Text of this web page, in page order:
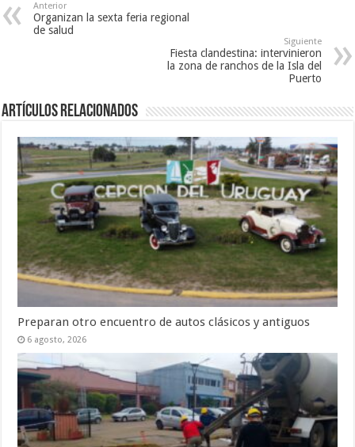
Anterior
Organizan la sexta feria regional
de salud
Siguiente
Fiesta clandestina: intervinieron
la zona de ranchos de la Isla del
Puerto
Artículos Relacionados
Preparan otro encuentro de autos clásicos y antiguos
6 agosto, 2026